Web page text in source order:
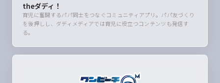
theダディ！
育児に奮闘するパパ同士をつなぐコミュニティアプリ。パパ友づくり
を後押しし、ダディメディアでは育児に役立つコンテンツも発信す
る。